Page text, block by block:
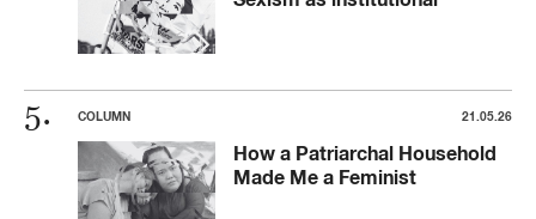
COLUMN 21.05.26
How a Patriarchal Household
Made Me a Feminist